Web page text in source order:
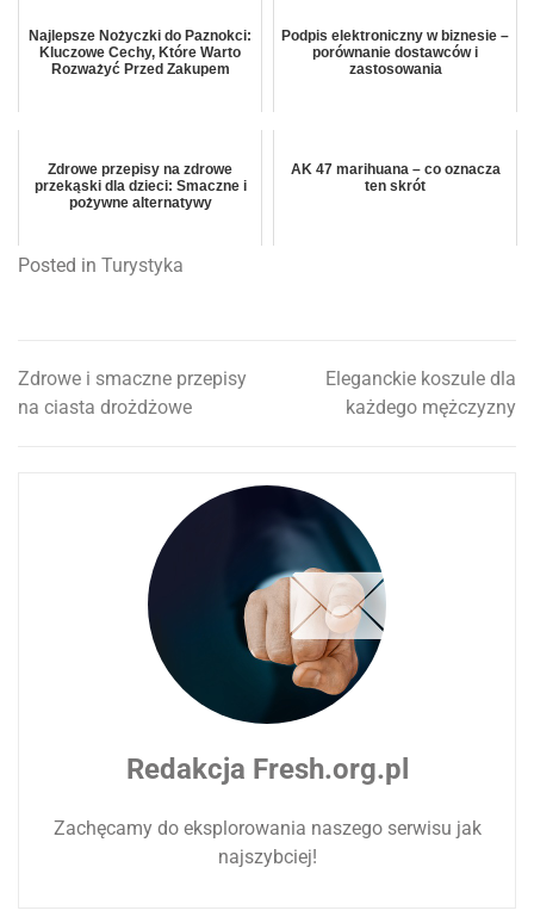
Najlepsze Nożyczki do Paznokci:
Kluczowe Cechy, Które Warto
Rozważyć Przed Zakupem
Podpis elektroniczny w biznesie –
porównanie dostawców i
zastosowania
Zdrowe przepisy na zdrowe
przekąski dla dzieci: Smaczne i
pożywne alternatywy
AK 47 marihuana – co oznacza
ten skrót
Posted in Turystyka
Nawigacja
Zdrowe i smaczne przepisy
na ciasta drożdżowe
Eleganckie koszule dla
każdego mężczyzny
Redakcja Fresh.org.pl
Zachęcamy do eksplorowania naszego serwisu jak
najszybciej!